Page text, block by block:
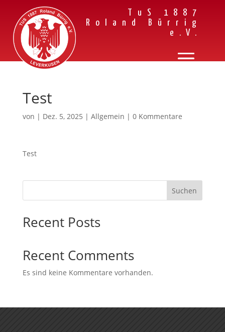
TuS 1887
Roland Bürrig
e.V.
Test
von | Dez. 5, 2025 | Allgemein | 0 Kommentare
Test
Suchen
Recent Posts
Recent Comments
Es sind keine Kommentare vorhanden.